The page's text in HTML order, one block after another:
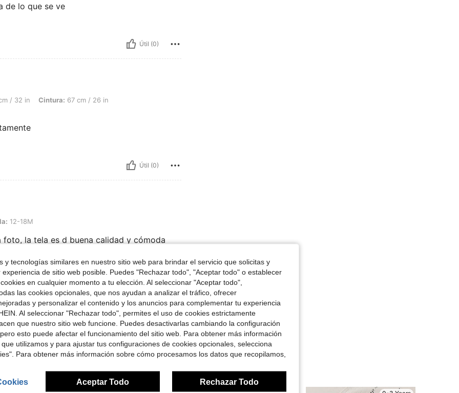
de lo que se ve
Útil (0)
67 cm / 26 in, Busto: 79 cm / 31 in, Color: Azul, Talla: 18-24M
/ 32 in Cintura: 67 cm / 26 in
Útil (0)
12-18M
la tela es d buena calidad y cómoda
y tecnologías similares en nuestro sitio web para brindar el servicio que solicitas y
de sitio web posible. Puedes "Rechazar todo", "Aceptar todo" o establecer
en cualquier momento a tu elección. Al seleccionar "Aceptar todo",
las cookies opcionales, que nos ayudan a analizar el tráfico, ofrecer
y personalizar el contenido y los anuncios para complementar tu experiencia
Al seleccionar "Rechazar todo", permites el uso de cookies estrictamente
que nuestro sitio web funcione. Puedes desactivarlas cambiando la configuración
esto puede afectar el funcionamiento del sitio web. Para obtener más información
utilizamos y para ajustar tus configuraciones de cookies opcionales, selecciona
Para obtener más información sobre cómo procesamos los datos que recopilamos,
Aceptar Todo Rechazar Todo